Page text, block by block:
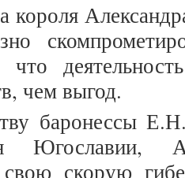
короля
что
чем выгод.
баронессы
Югославии,
свою скорую